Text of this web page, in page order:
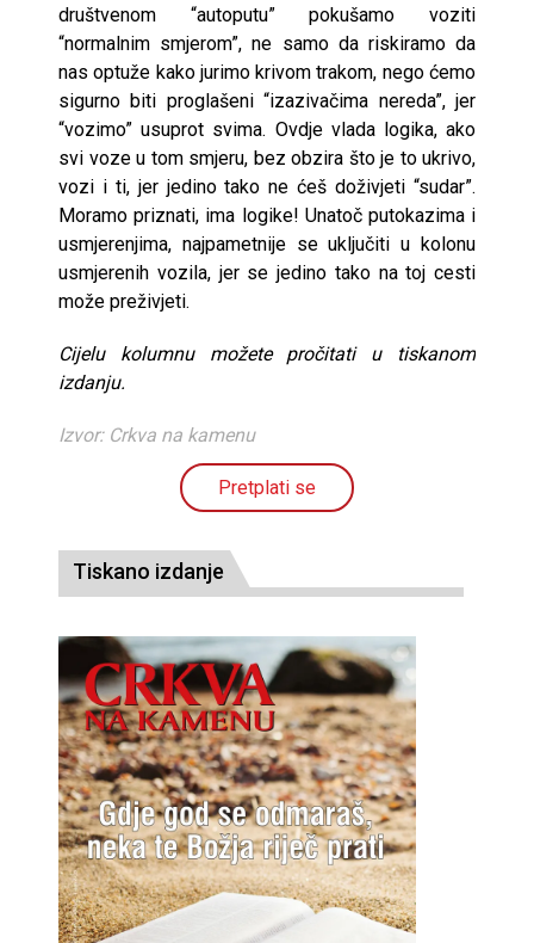
društvenom “autoputu” pokušamo voziti
“normalnim smjerom”, ne samo da riskiramo da
nas optuže kako jurimo krivom trakom, nego ćemo
sigurno biti proglašeni “izazivačima nereda”, jer
“vozimo” usuprot svima. Ovdje vlada logika, ako
svi voze u tom smjeru, bez obzira što je to ukrivo,
vozi i ti, jer jedino tako ne ćeš doživjeti “sudar”.
Moramo priznati, ima logike! Unatoč putokazima i
usmjerenjima, najpametnije se uključiti u kolonu
usmjerenih vozila, jer se jedino tako na toj cesti
može preživjeti.
Cijelu kolumnu možete pročitati u tiskanom
izdanju.
Izvor: Crkva na kamenu
Pretplati se
Tiskano izdanje